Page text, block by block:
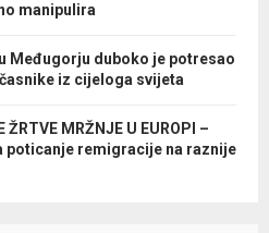
manipulira
Međugorju duboko je potresao
iz cijeloga svijeta
ŽRTVE MRŽNJE U EUROPI –
poticanje remigracije na raznije